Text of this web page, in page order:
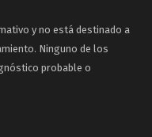
y no está destinado a
Ninguno de los
probable o